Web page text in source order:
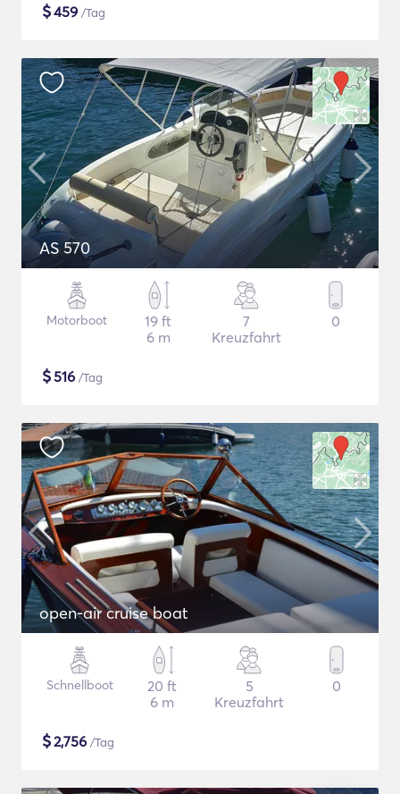
$459 /Tag
AS 570
Motorboot
19 ft
6 m
7
Kreuzfahrt
0
$516 /Tag
open-air cruise boat
Schnellboot
20 ft
6 m
5
Kreuzfahrt
0
$2,756 /Tag